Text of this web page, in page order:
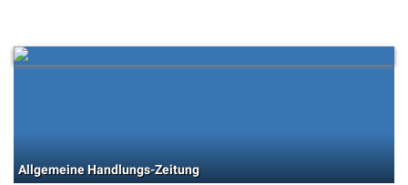
Allgemeine Handlungs-Zeitung